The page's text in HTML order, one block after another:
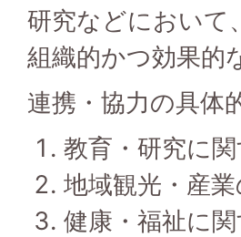
研究などにおいて
組織的かつ効果的
連携・協力の具体
教育・研究に
地域観光・産
健康・福祉に